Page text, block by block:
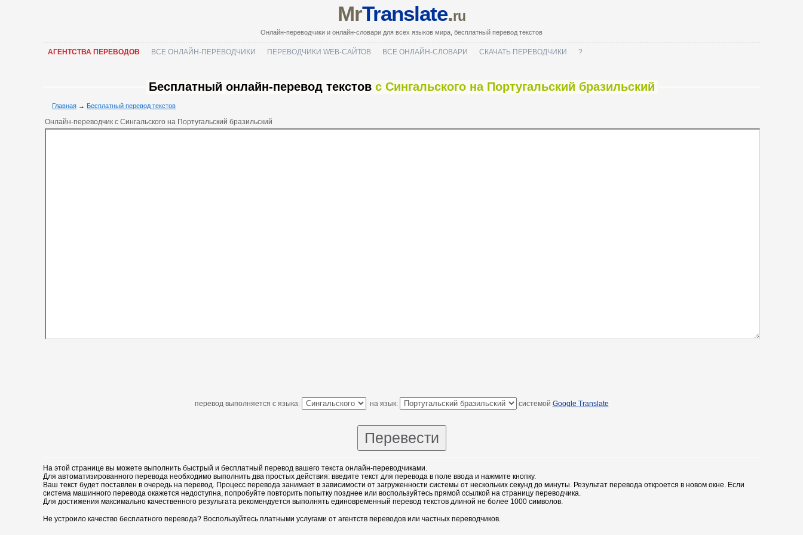
MrTranslate.ru
Онлайн-переводчики и онлайн-словари для всех языков мира, бесплатный перевод текстов
АГЕНТСТВА ПЕРЕВОДОВ ВСЕ ОНЛАЙН-ПЕРЕВОДЧИКИ ПЕРЕВОДЧИКИ WEB-САЙТОВ ВСЕ ОНЛАЙН-СЛОВАРИ СКАЧАТЬ ПЕРЕВОДЧИКИ ?
Бесплатный онлайн-перевод текстов с Сингальского на Португальский бразильский
Главная → Бесплатный перевод текстов
Онлайн-переводчик с Сингальского на Португальский бразильский
перевод выполняется с языка: на язык: системой Google Translate
На этой странице вы можете выполнить быстрый и бесплатный перевод вашего текста онлайн-переводчиками.
Для автоматизированного перевода необходимо выполнить два простых действия: введите текст для перевода в поле ввода и нажмите кнопку.
Ваш текст будет поставлен в очередь на перевод. Процесс перевода занимает в зависимости от загруженности системы от нескольких секунд до минуты. Результат перевода откроется в новом окне. Если
система машинного перевода окажется недоступна, попробуйте повторить попытку позднее или воспользуйтесь прямой ссылкой на страницу переводчика.
Для достижения максимально качественного результата рекомендуется выполнять единовременный перевод текстов длиной не более 1000 символов.
Не устроило качество бесплатного перевода? Воспользуйтесь платными услугами от агентств переводов или частных переводчиков.